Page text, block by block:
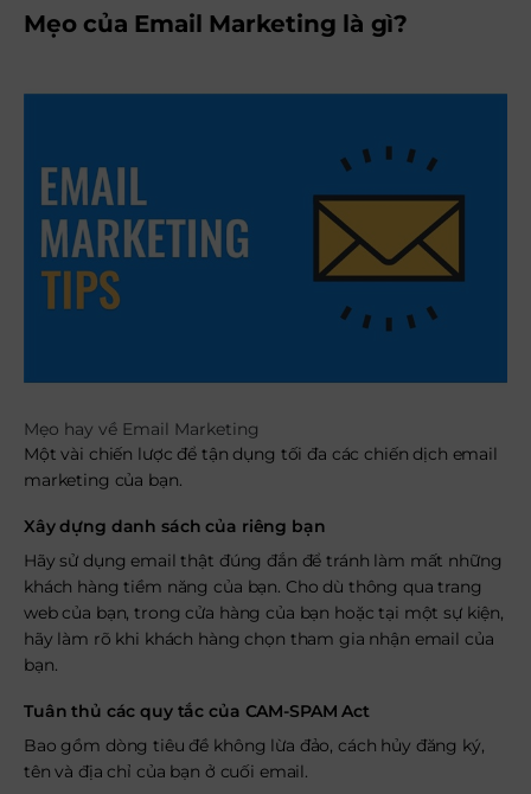
Mẹo của Email Marketing là gì?
Mẹo hay về Email Marketing
Một vài chiến lược để tận dụng tối đa các chiến dịch email
marketing của bạn.
Xây dựng danh sách của riêng bạn
Hãy sử dụng email thật đúng đắn để tránh làm mất những
khách hàng tiềm năng của bạn. Cho dù thông qua trang
web của bạn, trong cửa hàng của bạn hoặc tại một sự kiện,
hãy làm rõ khi khách hàng chọn tham gia nhận email của
bạn.
Tuân thủ các quy tắc của CAM-SPAM Act
Bao gồm dòng tiêu đề không lừa đảo, cách hủy đăng ký,
tên và địa chỉ của bạn ở cuối email.